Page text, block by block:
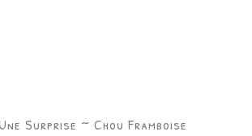
Surprise ~ Chou Framboise